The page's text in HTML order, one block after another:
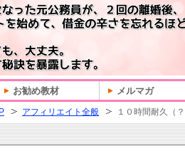
アフィリエイト全般 １０時間耐久（
お勧め教材 メルマガ